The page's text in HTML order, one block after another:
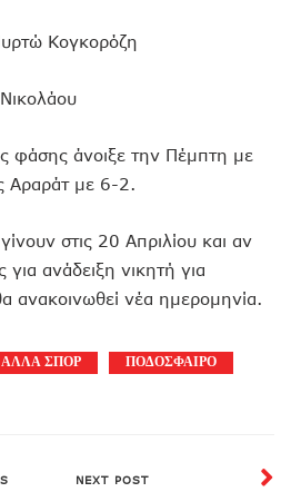
Κογκορόζη
φάσης άνοιξε την Πέμπτη με
Αραράτ με 6-2.
στις 20 Απριλίου και αν
για ανάδειξη νικητή για
ανακοινωθεί νέα ημερομηνία.
ΑΛΛΑ ΣΠΟΡ
ΠΟΔΟΣΦΑΙΡΟ
NEXT POST